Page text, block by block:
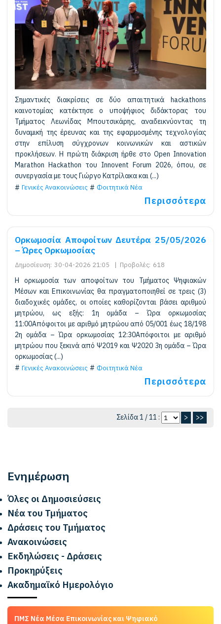
Σημαντικές διακρίσεις σε δύο απαιτητικά hackathons
καινοτομίας κατέκτησε ο υποψήφιος διδάκτορας του
Τμήματος Λεωνίδας Μπουτσικάρης, αναδεικνύοντας τη
δυναμική της έρευνας και της εφαρμοσμένης τεχνολογίας
στην επίλυση σύγχρονων κοινωνικών και αστικών
προκλήσεων. Η πρώτη διάκριση ήρθε στο Open Innovation
Marathon Hackathon του Innovent Forum 2026, όπου, σε
συνεργασία με τους Γιώργο Κατρίλακα και (...)
Γενικές Ανακοινώσεις
Φοιτητικά Νέα
Περισσότερα
Ορκωμοσία Αποφοίτων Δευτέρα 25/05/2026
– Ώρες Ορκωμοσίας
Δημοσίευση: 30-04-2026 21:05 | Προβολές: 618
Η ορκωμοσία των αποφοίτων του Τμήματος Ψηφιακών
Μέσων και Επικοινωνίας θα πραγματοποιηθεί σε τρεις (3)
διαδοχικές ομάδες, οι οποίες καθορίζονται βάσει αριθμού
μητρώου, ως εξής: 1η ομάδα – Ώρα ορκωμοσίας
11:00Απόφοιτοι με αριθμό μητρώου από 05/001 έως 18/198
2η ομάδα – Ώρα ορκωμοσίας 12:30Απόφοιτοι με αριθμό
μητρώου που ξεκινά από Ψ2019 και Ψ2020 3η ομάδα – Ώρα
ορκωμοσίας (...)
Γενικές Ανακοινώσεις
Φοιτητικά Νέα
Περισσότερα
Σελίδα 1 / 11 : > >>
Ενημέρωση
Όλες οι Δημοσιεύσεις
Νέα του Τμήματος
Δράσεις του Τμήματος
Ανακοινώσεις
Εκδηλώσεις - Δράσεις
Προκηρύξεις
Ακαδημαϊκό Ημερολόγιο
ΠΜΣ Νέα Μέσα Επικοινωνίας και Ψηφιακό